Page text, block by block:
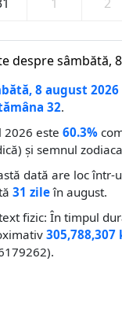
despre sâmbătă,
8 august 2026
32.
2026 este 60.3%
și semnul
dată are loc într-
31 zileîn august.
fizic: În timpul
305,788,307